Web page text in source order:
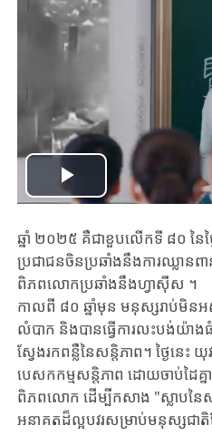
Play
Video
ឆ្នាំ ២០២៥ គឺជាខួបលើកទី ៨០ នៃថ្
ប្រជាជនចិនប្រឆាំងនឹងការឈ្លាន
ពិភពលោកប្រឆាំងនឹងហ្វាស៊ីស ។
កាលពី ៨០ ឆ្នាំមុន មនុស្សរាប់មិន
លំបាក និងបានធ្វើការលះបង់យ៉ាង
ស្វែងរកពន្លឺនៃសន្តិភាព។ ថ្ងៃនេះ
បេសកកម្មសន្តិភាព ដោយចាប់ដៃគ្
ពិភពលោក ដើម្បីកសាង "ស្លាបនៃស
អនាគតដ៏ល្អបវរសម្រាប់មនុស្សជ